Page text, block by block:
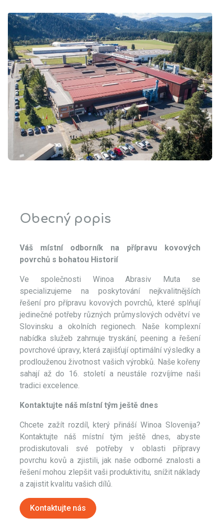
Obecný popis
Váš místní odborník na přípravu kovových
povrchů s bohatou Historií
Ve společnosti Winoa Abrasiv Muta se
specializujeme na poskytování nejkvalitnějších
řešení pro přípravu kovových povrchů, které splňují
jedinečné potřeby různých průmyslových odvětví ve
Slovinsku a okolních regionech. Naše komplexní
nabídka služeb zahrnuje tryskání, peening a řešení
povrchové úpravy, která zajišťují optimální výsledky a
prodlouženou životnost vašich výrobků. Naše kořeny
sahají až do 16. století a neustále rozvíjíme naši
tradici excelence.
Kontaktujte náš místní tým ještě dnes
Chcete zažít rozdíl, který přináší Winoa Slovenija?
Kontaktujte náš místní tým ještě dnes, abyste
prodiskutovali své potřeby v oblasti přípravy
povrchu kovů a zjistili, jak naše odborné znalosti a
řešení mohou zlepšit vaši produktivitu, snížit náklady
a zajistit kvalitu vašich dílů.
Kontaktujte nás